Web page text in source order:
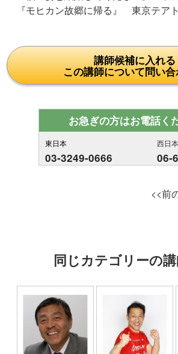
『モヒカン故郷に帰る』 東京テア
講師候補に入れる
この講師について問い
お急ぎの方はお電話く
東日本
03-3249-0666
西日本
06-
<<前
同じカテゴリーの